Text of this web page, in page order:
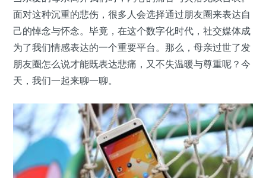
面对这种沉重的悲伤，很多人会选择通过朋友圈来表达自
己的悼念与怀念。毕竟，在这个数字化时代，社交媒体成
为了我们情感表达的一个重要平台。那么，母亲过世了发
朋友圈怎么说才能既表达悲痛，又不失温暖与尊重呢？今
天，我们一起来聊一聊。